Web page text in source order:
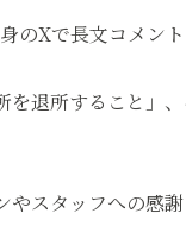
のXで長文コメント
退所すること」
スタッフへの感